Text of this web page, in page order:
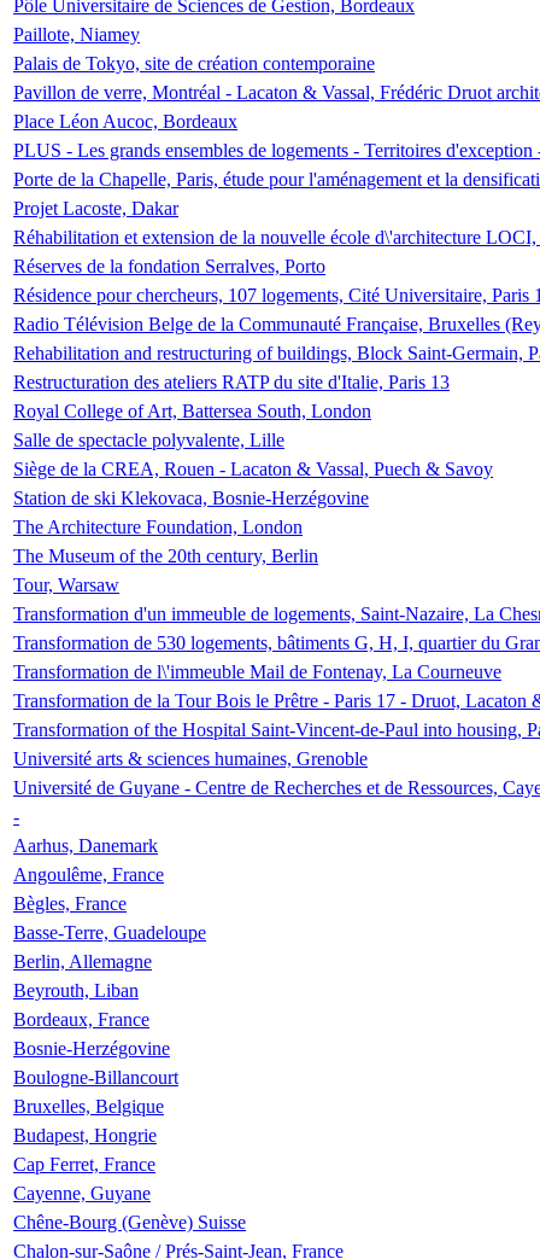
Pôle Universitaire de Sciences de Gestion, Bordeaux
Paillote, Niamey
Palais de Tokyo, site de création contemporaine
Pavillon de verre, Montréal - Lacaton & Vassal, Frédéric Druot
Place Léon Aucoc, Bordeaux
PLUS - Les grands ensembles de logements - Territoires
Porte de la Chapelle, Paris, étude pour l'aménagement et la
Projet Lacoste, Dakar
Réhabilitation et extension de la nouvelle école d\'architecture
Réserves de la fondation Serralves, Porto
Résidence pour chercheurs, 107 logements, Cité Universitaire, Paris
Radio Télévision Belge de la Communauté Française, Bruxelles
Rehabilitation and restructuring of buildings, Block Saint-Germain,
Restructuration des ateliers RATP du site d'Italie, Paris 13
Royal College of Art, Battersea South, London
Salle de spectacle polyvalente, Lille
Siège de la CREA, Rouen - Lacaton & Vassal, Puech & Savoy
Station de ski Klekovaca, Bosnie-Herzégovine
The Architecture Foundation, London
The Museum of the 20th century, Berlin
Tour, Warsaw
Transformation d'un immeuble de logements, Saint-Nazaire, La
Transformation de 530 logements, bâtiments G, H, I, quartier du
Transformation de l\'immeuble Mail de Fontenay, La Courneuve
Transformation de la Tour Bois le Prêtre - Paris 17 - Druot, Lacaton
Transformation of the Hospital Saint-Vincent-de-Paul into housing,
Université arts & sciences humaines, Grenoble
Université de Guyane - Centre de Recherches et de Ressources,
-
Aarhus, Danemark
Angoulême, France
Bègles, France
Basse-Terre, Guadeloupe
Berlin, Allemagne
Beyrouth, Liban
Bordeaux, France
Bosnie-Herzégovine
Boulogne-Billancourt
Bruxelles, Belgique
Budapest, Hongrie
Cap Ferret, France
Cayenne, Guyane
Chêne-Bourg (Genève) Suisse
Chalon-sur-Saône / Prés-Saint-Jean, France